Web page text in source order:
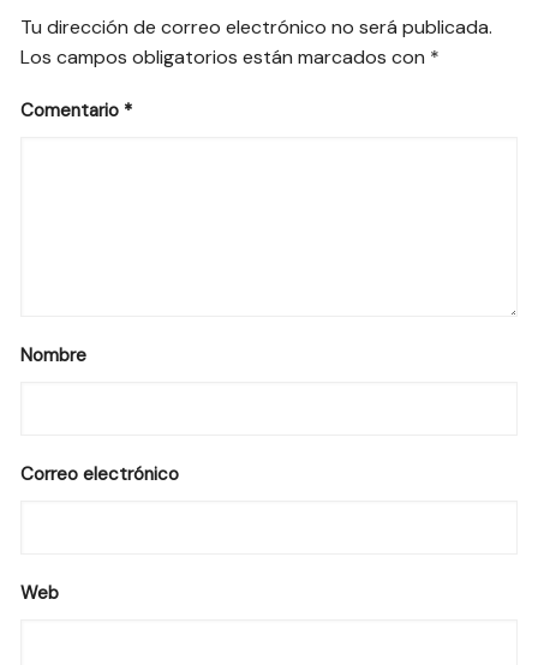
Tu dirección de correo electrónico no será publicada.
Los campos obligatorios están marcados con *
Comentario *
Nombre
Correo electrónico
Web